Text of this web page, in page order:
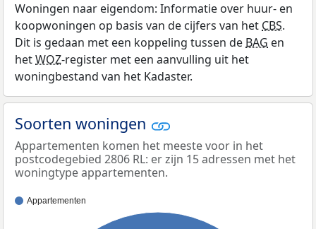
Woningen naar eigendom: Informatie over huur- en
koopwoningen op basis van de cijfers van hetCBS.
Dit is gedaan met een koppeling tussen deBAG en
hetWOZ-register met een aanvulling uit het
woningbestand van het Kadaster.
Soorten woningen
Appartementen komen het meeste voor in het
postcodegebied 2806 RL: er zijn 15 adressen met het
woningtype appartementen.
Appartementen